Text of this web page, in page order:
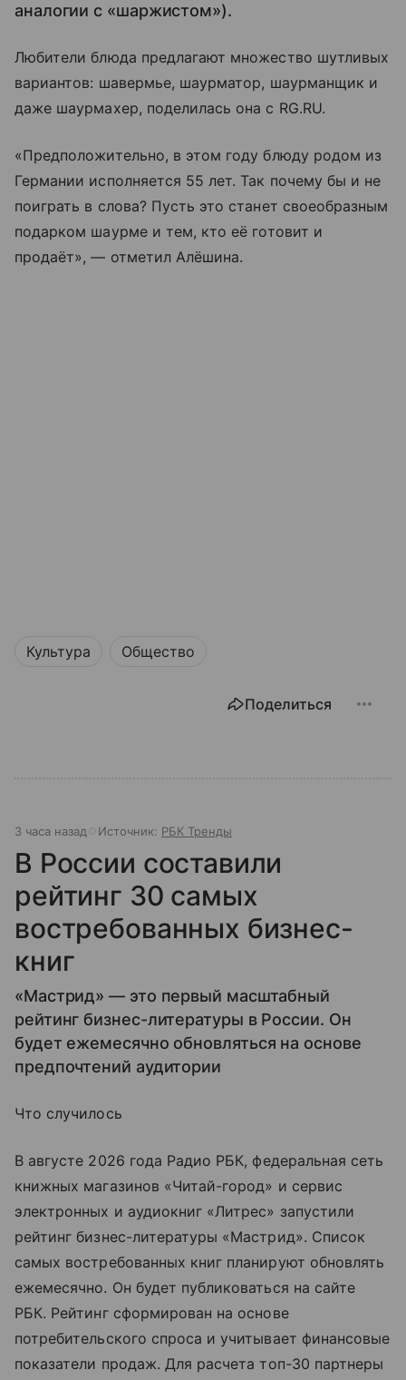
аналогии с «шаржистом»).
Любители блюда предлагают множество шутливых
вариантов: шавермье, шаурматор, шаурманщик и
даже шаурмахер, поделилась она с RG.RU.
«Предположительно, в этом году блюду родом из
Германии исполняется 55 лет. Так почему бы и не
поиграть в слова? Пусть это станет своеобразным
подарком шаурме и тем, кто её готовит и
продаёт», — отметил Алёшина.
Культура Общество
Поделиться
3 часа назад Источник: РБК Тренды
В России составили
рейтинг 30 самых
востребованных бизнес-
книг
«Мастрид» — это первый масштабный
рейтинг бизнес-литературы в России. Он
будет ежемесячно обновляться на основе
предпочтений аудитории
Что случилось
В августе 2026 года Радио РБК, федеральная сеть
книжных магазинов «Читай-город» и сервис
электронных и аудиокниг «Литрес» запустили
рейтинг бизнес-литературы «Мастрид». Список
самых востребованных книг планируют обновлять
ежемесячно. Он будет публиковаться на сайте
РБК. Рейтинг сформирован на основе
потребительского спроса и учитывает финансовые
показатели продаж. Для расчета топ-30 партнеры